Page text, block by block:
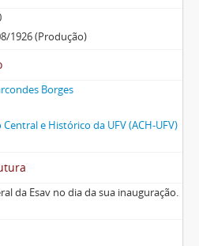
1926 (Produção)
Borges
e Histórico da UFV (ACH-UFV)
da Esav no dia da sua inauguração.